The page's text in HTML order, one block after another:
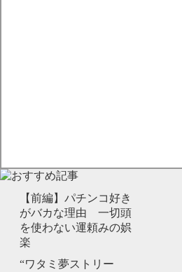
【前編】パチンコ好き
がバカな理由 一切頭
を使わない運頼みの娯
楽
“ワタミ夢ストリー